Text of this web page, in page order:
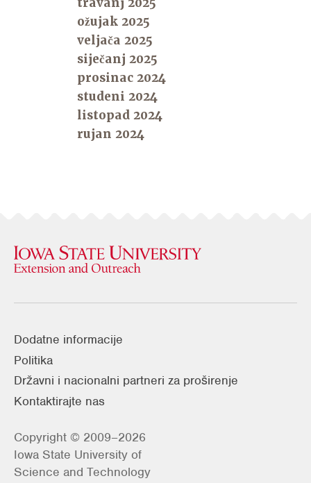
ožujak 2025
veljača 2025
siječanj 2025
prosinac 2024
studeni 2024
listopad 2024
rujan 2024
Dodatne informacije
Politika
Državni i nacionalni partneri za proširenje
Kontaktirajte nas
Copyright © 2009–2026
Iowa State University of
Science and Technology